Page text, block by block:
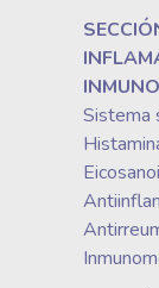
Sistema